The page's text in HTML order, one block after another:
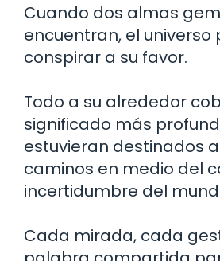
Cuando dos almas
encuentran, el universo
conspirar a su favor.
Todo a su alrededor
significado más
estuvieran destinados
caminos en medio del
incertidumbre del
Cada mirada, cada